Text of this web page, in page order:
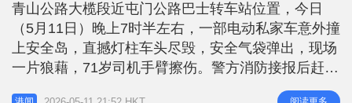
0
0
%
i
n
i
-
P
i
c
t
u
e
青山公路大榄段近屯门公路巴士转车站位置，今日
（5月11日）晚上7时半左右，一部电动私家车意外撞
上安全岛，直撼灯柱车头尽毁，安全气袋弹出，现场
一片狼藉，71岁司机手臂擦伤。警方消防接报后赶至
救援并指挥交通，其后司机送屯门医院治理，拖车亦